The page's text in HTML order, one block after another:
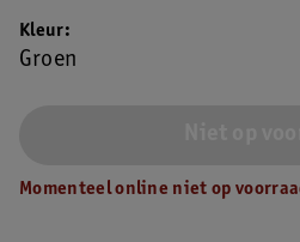
Kleur
Groen
Momenteel online niet op